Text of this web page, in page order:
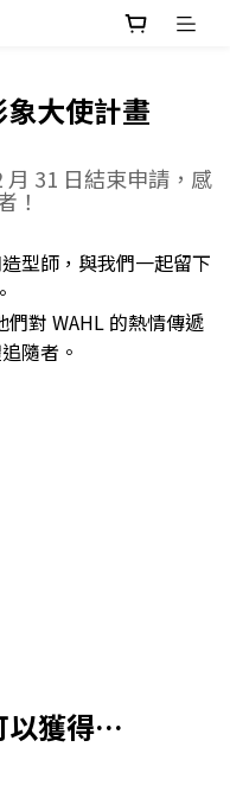
大使計畫
31 日結束申請，感
！
型師，與我們一起留下
對 WAHL 的熱情傳遞
隨者。
以獲得…